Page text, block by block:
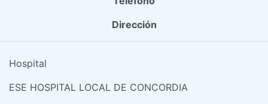
Dirección
Hospital
ESE HOSPITAL LOCAL DE CONCORDIA